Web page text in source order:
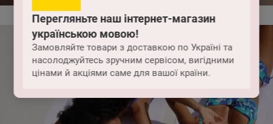
Перегляньте наш інтернет-магазин
українською мовою!
Замовляйте товари з доставкою по Україні та
насолоджуйтесь зручним сервісом, вигідними
цінами й акціями саме для вашої країни.